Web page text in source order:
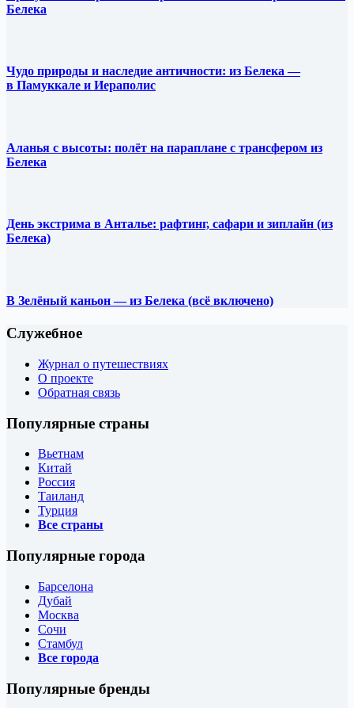
Белека
Чудо природы и наследие античности: из Белека —
в Памуккале и Иераполис
Аланья с высоты: полёт на параплане с трансфером из
Белека
День экстрима в Анталье: рафтинг, сафари и зиплайн (из
Белека)
В Зелёный каньон — из Белека (всё включено)
Служебное
Журнал о путешествиях
О проекте
Обратная связь
Популярные страны
Вьетнам
Китай
Россия
Таиланд
Турция
Все страны
Популярные города
Барселона
Дубай
Москва
Сочи
Стамбул
Все города
Популярные бренды